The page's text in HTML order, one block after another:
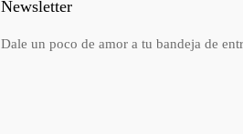
Newsletter
Dale un poco de amor a tu bandeja de